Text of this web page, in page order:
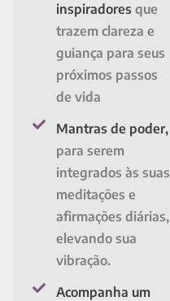
inspiradores que
trazem clareza e
guiança para seus
próximos passos
de vida
Mantras de poder,
para serem
integrados às suas
meditações e
afirmações diárias,
elevando sua
vibração.
Acompanha um